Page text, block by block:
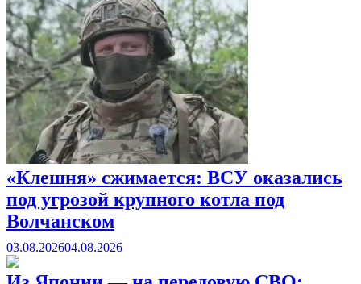
«Клешня» сжимается: ВСУ оказались
под угрозой крупного котла под
Волчанском
03.08.202604.08.2026